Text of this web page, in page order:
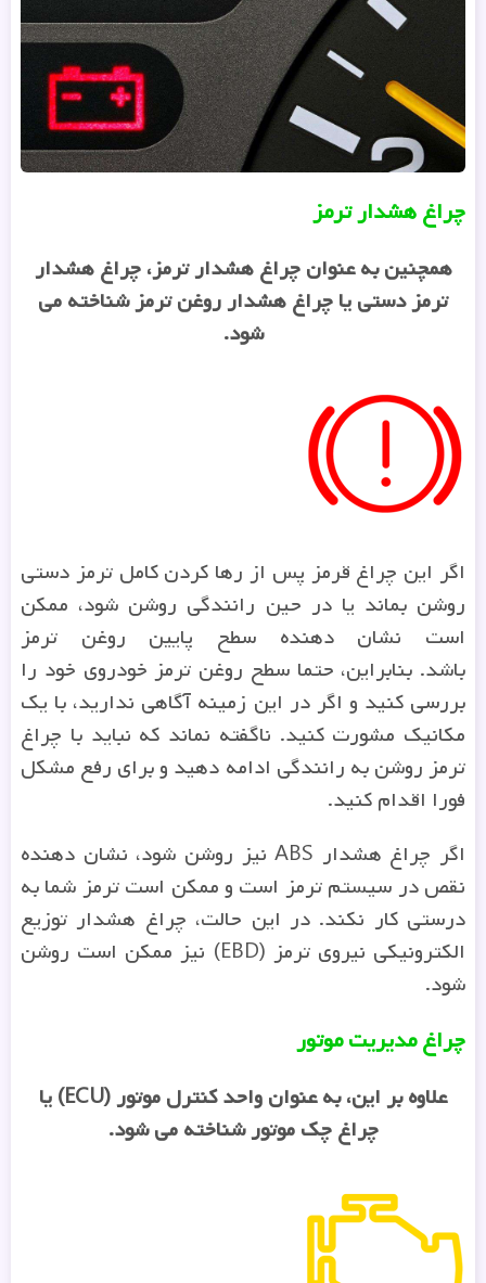
چراغ هشدار ترمز
همچنین به عنوان چراغ هشدار ترمز، چراغ هشدار
ترمز دستی یا چراغ هشدار روغن ترمز شناخته می
شود.
اگر این چراغ قرمز پس از رها کردن کامل ترمز دستی
روشن بماند یا در حین رانندگی روشن شود، ممکن
است نشان دهنده سطح پایین روغن ترمز
باشد. بنابراین، حتما سطح روغن ترمز خودروی خود را
بررسی کنید و اگر در این زمینه آگاهی ندارید، با یک
مکانیک مشورت کنید. ناگفته نماند که نباید با چراغ
ترمز روشن به رانندگی ادامه دهید و برای رفع مشکل
فورا اقدام کنید.
اگر چراغ هشدار ABS نیز روشن شود، نشان دهنده
نقص در سیستم ترمز است و ممکن است ترمز شما به
درستی کار نکند. در این حالت، چراغ هشدار توزیع
الکترونیکی نیروی ترمز (EBD) نیز ممکن است روشن
شود.
چراغ مدیریت موتور
علاوه بر این، به عنوان واحد کنترل موتور (ECU) یا
چراغ چک موتور شناخته می شود.